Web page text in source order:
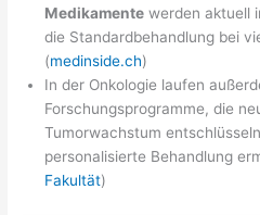
Medikamente werden aktuell
die Standardbehandlung bei
(medinside.ch)
In der Onkologie laufen
Forschungsprogramme, die
Tumorwachstum
personalisierte Behandlung
Fakultät)